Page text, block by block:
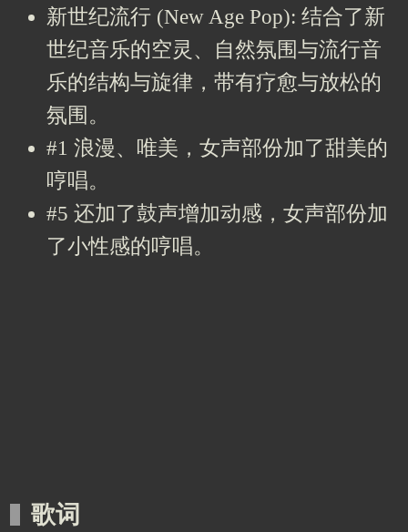
新世纪流行 (New Age Pop): 结合了新
世纪音乐的空灵、自然氛围与流行音
乐的结构与旋律，带有疗愈与放松的
氛围。
#1 浪漫、唯美，女声部份加了甜美的
哼唱。
#5 还加了鼓声增加动感，女声部份加
了小性感的哼唱。
歌词